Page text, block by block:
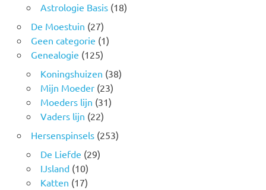
Astrologie Basis(18)
De Moestuin (27)
Geen categorie (1)
Genealogie (125)
Koningshuizen (38)
Mijn Moeder(23)
Moeders lijn (31)
Vaders lijn (22)
Hersenspinsels(253)
De Liefde (29)
IJsland(10)
Katten (17)